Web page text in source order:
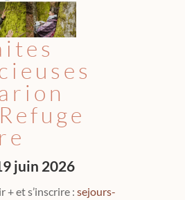
juin 2026
+ et s’inscrire : sejours-